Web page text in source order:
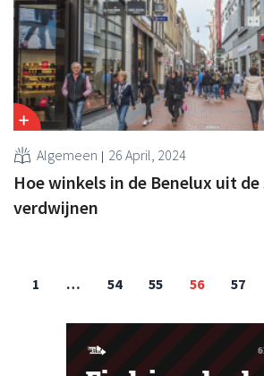
Algemeen 26 April, 2024
Hoe winkels in de Benelux uit
verdwijnen
1 … 54 55 56 57